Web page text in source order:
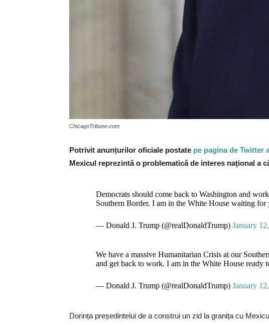
ChicagoTribune.com
Potrivit anunțurilor oficiale postate pe pagina de Twitter
Mexicul reprezintă o problematică de interes național a
Democrats should come back to Washington and
Southern Border. I am in the White House waiting for
— Donald J. Trump (@realDonaldTrump)January
We have a massive Humanitarian Crisis at our
and get back to work. I am in the White House ready
— Donald J. Trump (@realDonaldTrump)January
Dorința președintelui de a construi un zid la granița cu